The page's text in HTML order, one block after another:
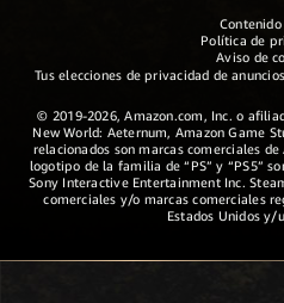
Política de
Aviso de
Tus elecciones de privacidad de
© 2019-2026, Amazon.com, Inc. o
New World: Aeternum, Amazon Game
relacionados son marcas comerciales
logotipo de la familia de “PS” y “PS5”
Sony Interactive Entertainment Inc.
comerciales y/o marcas comerciales
Estados Unidos y/